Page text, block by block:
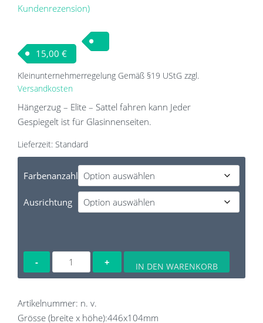
Bewertet
basierend
auf
1
Kundenbewertung
Kundenrezension)
15,00 €
Kleinunternehmerregelung Gemäß §19 UStG zzgl.
Versandkosten
Hängerzug – Elite – Sattel fahren kann Jeder
Gespiegelt ist für Glasinnenseiten.
Lieferzeit: Standard
Farbenanzahl
Ausrichtung
Hängerzug
-
-
Sattel
IN DEN WARENKORB
Artikelnummer: n. v.
Grösse (breite x höhe):446x104mm